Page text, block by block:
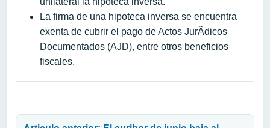
La firma de una hipoteca inversa se encuentra
exenta de cubrir el pago de Actos JurÃ­dicos
Documentados (AJD), entre otros beneficios
fiscales.